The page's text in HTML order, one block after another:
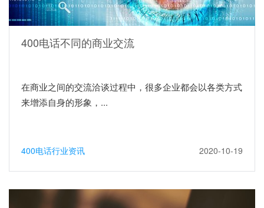
400电话不同的商业交流
在商业之间的交流洽谈过程中，很多企业都会以各类方式
来增添自身的形象，...
400电话行业资讯 2020-10-19